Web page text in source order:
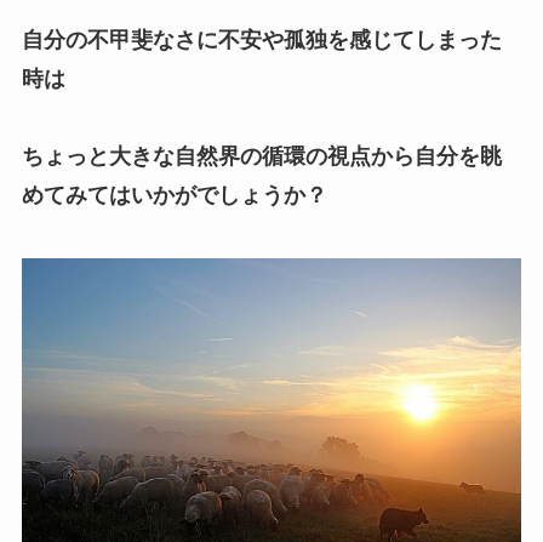
自分の不甲斐なさに不安や孤独を感じてしまった
時は
ちょっと大きな自然界の循環の視点から自分を眺
めてみてはいかがでしょうか？